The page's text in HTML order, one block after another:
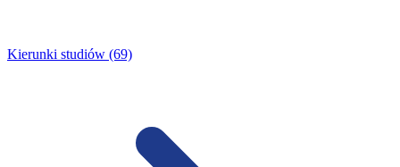
Kierunki studiów (69)